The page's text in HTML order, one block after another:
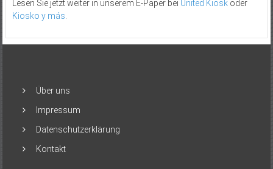
Lesen Sie jetzt weiter in unserem E-Paper bei United Kioskoder
Kiosko y más
Über uns
Impressum
Datenschutzerklärung
Kontakt